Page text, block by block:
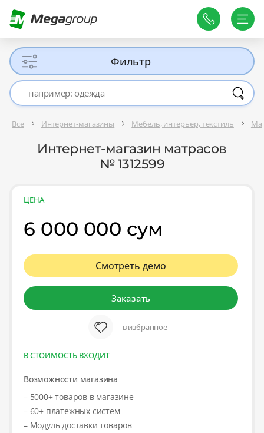
Фильтр
Все Интернет-магазины Мебель, интерьер, текстиль
Интернет-магазин матрасов
№ 1312599
ЦЕНА
6 000 000 сум
Смотреть демо
Заказать
— в избранное
В СТОИМОСТЬ ВХОДИТ
Возможности магазина
– 5000+ товаров в магазине
– 60+ платежных систем
– Модуль доставки товаров